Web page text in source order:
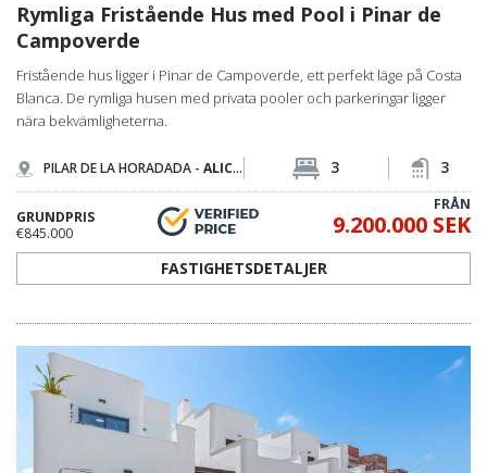
Rymliga Fristående Hus med Pool i Pinar de
Campoverde
Fristående hus ligger i Pinar de Campoverde, ett perfekt läge på Costa
Blanca. De rymliga husen med privata pooler och parkeringar ligger
nära bekvämligheterna.
PILAR DE LA HORADADA - ALICANTE 3 3
GRUNDPRIS
€845.000
FRÅN
9.200.000 SEK
FASTIGHETSDETALJER